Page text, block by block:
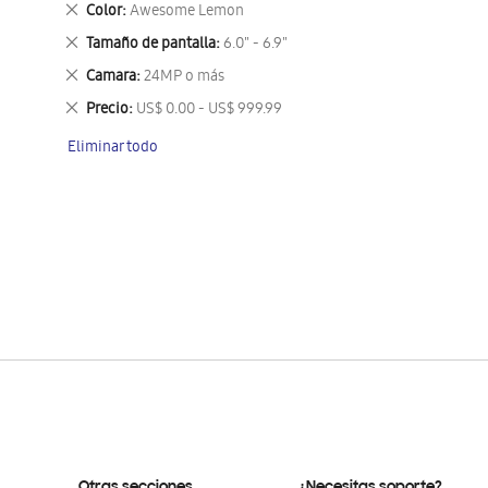
Color Awesome Lemon
Eliminar
este
artículo
Tamaño de pantalla 6.0" - 6.9"
Eliminar
este
artículo
Camara 24MP o más
Eliminar
este
artículo
Precio US$ 0.00 - US$ 999.99
Eliminar
artículo
Eliminar todo